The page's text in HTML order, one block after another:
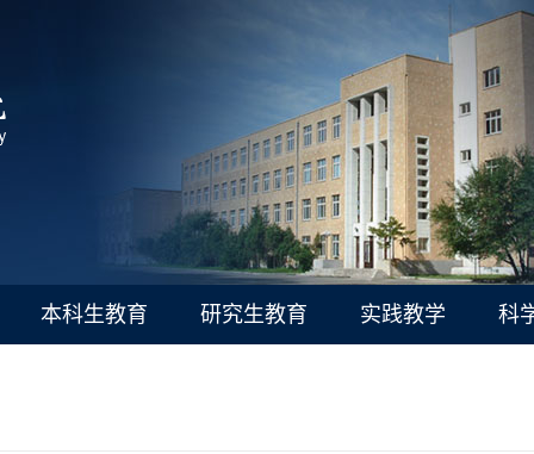
本科生教育 研究生教育 实践教学 科